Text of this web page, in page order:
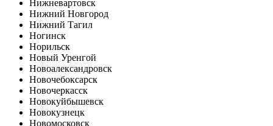
Нижневартовск
Нижний Новгород
Нижний Тагил
Ногинск
Норильск
Новый Уренгой
Новоалександровск
Новочебоксарск
Новочеркасск
Новокуйбышевск
Новокузнецк
Новомосковск